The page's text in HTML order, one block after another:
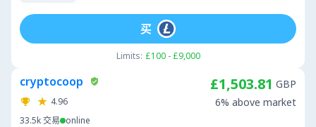
Limits: £100 - £9,000
买
cryptocoop
4.96
33.5k交易 online
£1,503.81 GBP
6% above market